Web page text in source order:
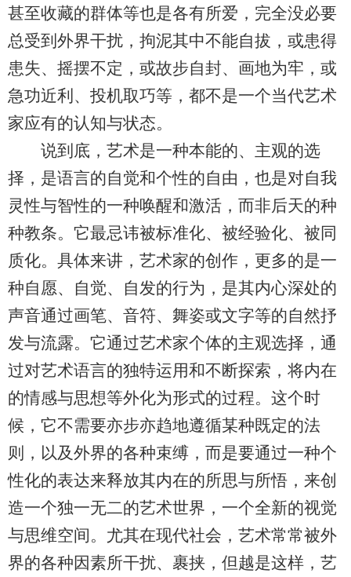
甚至收藏的群体等也是各有所爱，完全没必要
总受到外界干扰，拘泥其中不能自拔，或患得
患失、摇摆不定，或故步自封、画地为牢，或
急功近利、投机取巧等，都不是一个当代艺术
家应有的认知与状态。
说到底，艺术是一种本能的、主观的选
择，是语言的自觉和个性的自由，也是对自我
灵性与智性的一种唤醒和激活，而非后天的种
种教条。它最忌讳被标准化、被经验化、被同
质化。具体来讲，艺术家的创作，更多的是一
种自愿、自觉、自发的行为，是其内心深处的
声音通过画笔、音符、舞姿或文字等的自然抒
发与流露。它通过艺术家个体的主观选择，通
过对艺术语言的独特运用和不断探索，将内在
的情感与思想等外化为形式的过程。这个时
候，它不需要亦步亦趋地遵循某种既定的法
则，以及外界的各种束缚，而是要通过一种个
性化的表达来释放其内在的所思与所悟，来创
造一个独一无二的艺术世界，一个全新的视觉
与思维空间。尤其在现代社会，艺术常常被外
界的各种因素所干扰、裹挟，但越是这样，艺